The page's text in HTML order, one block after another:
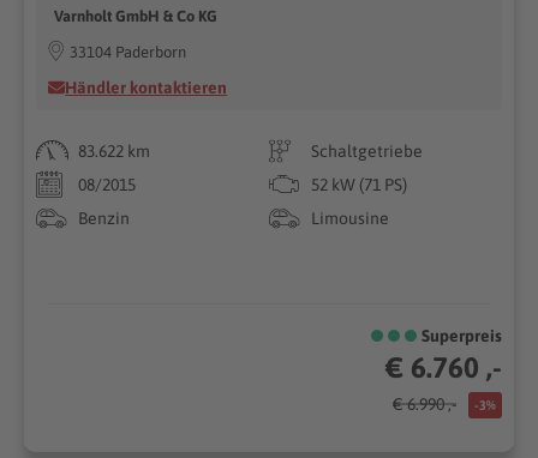
Varnholt GmbH & Co KG
33104 Paderborn
Händler kontaktieren
83.622 km
Schaltgetriebe
08/2015
52 kW (71 PS)
Benzin
Limousine
Superpreis
€ 6.760 ,-
€ 6.990 ,- -3%